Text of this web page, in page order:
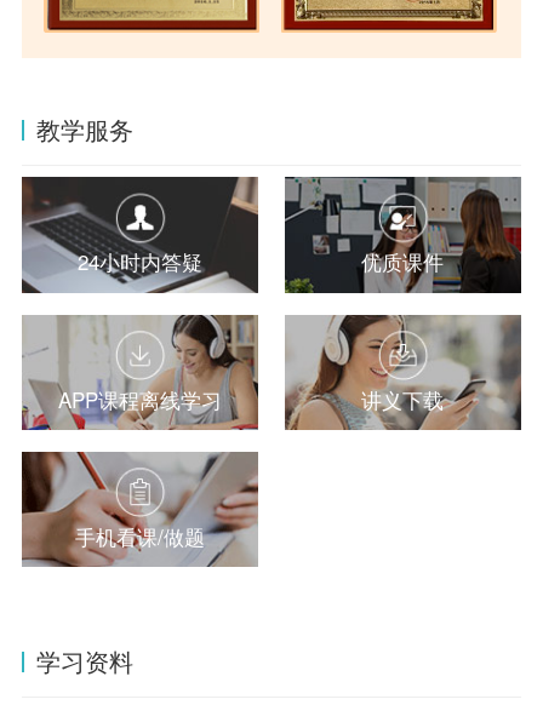
教学服务
24小时内答疑 优质课件
APP课程离线学习 讲义下载
手机看课/做题
学习资料